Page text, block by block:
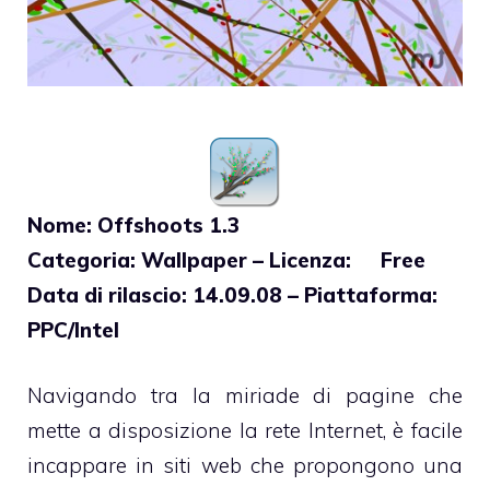
Nome: Offshoots 1.3
Categoria: Wallpaper – Licenza: Free
Data di rilascio: 14.09.08 – Piattaforma:
PPC/Intel
Navigando tra la miriade di pagine che
mette a disposizione la rete Internet, è facile
incappare in siti web che propongono una